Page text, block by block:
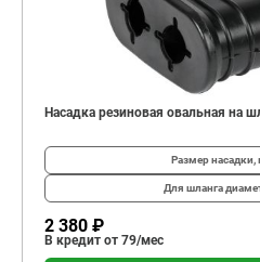
Насадка резиновая овальная на
Размер
Для шланга
2 380 ₽
В кредит от 79/мес